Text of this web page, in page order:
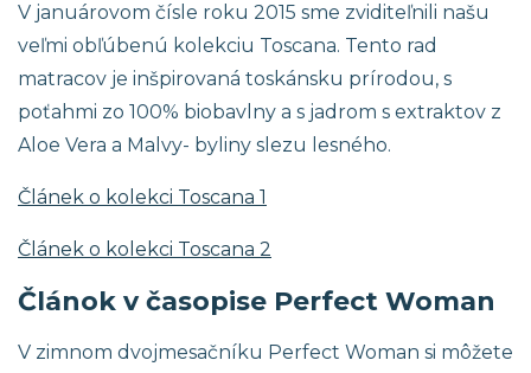
V januárovom čísle roku 2015 sme zviditeľnili našu
veľmi obľúbenú kolekciu Toscana. Tento rad
matracov je inšpirovaná toskánsku prírodou, s
poťahmi zo 100% biobavlny a s jadrom s extraktov z
Aloe Vera a Malvy- byliny slezu lesného.
Článek o kolekci Toscana 1
Článek o kolekci Toscana 2
Článok v časopise Perfect Woman
V zimnom dvojmesačníku Perfect Woman si môžete